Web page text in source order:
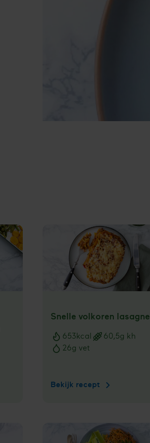
Snelle volkoren lasagne
Voedingswaarden
653kcal 60,5g kh
26g vet
Bekijk recept Snelle